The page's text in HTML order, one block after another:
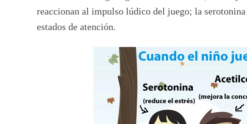
reaccionan al impulso lúdico del juego; la
estados de atención.